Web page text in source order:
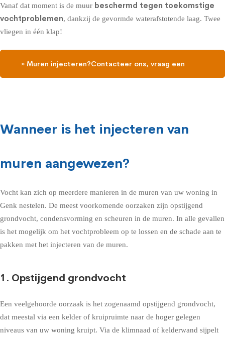
Vanaf dat moment is de muur beschermd tegen toekomstige
vochtproblemen, dankzij de gevormde waterafstotende laag. Twee
vliegen in één klap!
» Muren injecteren?Contacteer ons, vraag een
Wanneer is het injecteren van
muren aangewezen?
Vocht kan zich op meerdere manieren in de muren van uw woning in
Genk nestelen. De meest voorkomende oorzaken zijn opstijgend
grondvocht, condensvorming en scheuren in de muren. In alle gevallen
is het mogelijk om het vochtprobleem op te lossen en de schade aan te
pakken met het injecteren van de muren.
1. Opstijgend grondvocht
Een veelgehoorde oorzaak is het zogenaamd opstijgend grondvocht,
dat meestal via een kelder of kruipruimte naar de hoger gelegen
niveaus van uw woning kruipt. Via de klimnaad of kelderwand sijpelt